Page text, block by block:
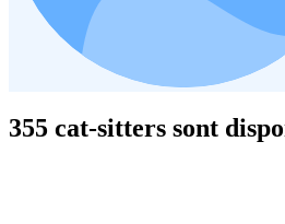
355 cat-sitters sont